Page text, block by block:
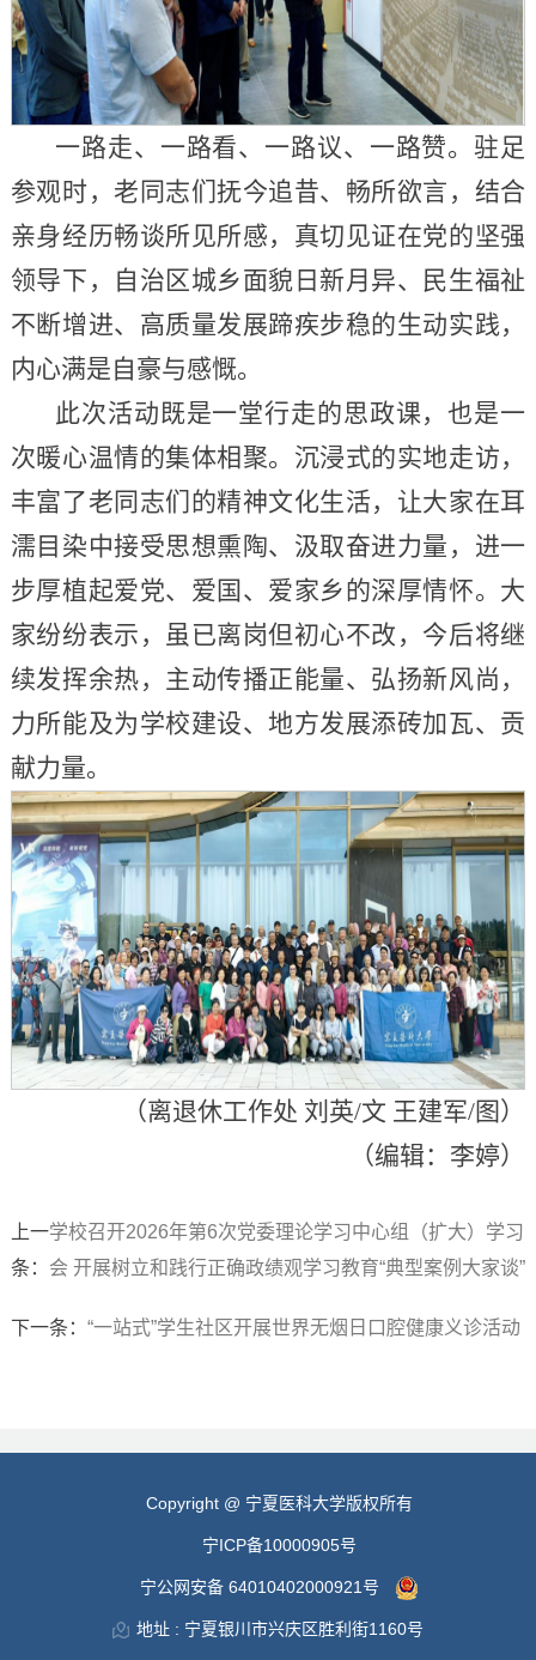
一路走、一路看、一路议、一路赞。驻足
参观时，老同志们抚今追昔、畅所欲言，结合
亲身经历畅谈所见所感，真切见证在党的坚强
领导下，自治区城乡面貌日新月异、民生福祉
不断增进、高质量发展蹄疾步稳的生动实践，
内心满是自豪与感慨。
此次活动既是一堂行走的思政课，也是一
次暖心温情的集体相聚。沉浸式的实地走访，
丰富了老同志们的精神文化生活，让大家在耳
濡目染中接受思想熏陶、汲取奋进力量，进一
步厚植起爱党、爱国、爱家乡的深厚情怀。大
家纷纷表示，虽已离岗但初心不改，今后将继
续发挥余热，主动传播正能量、弘扬新风尚，
力所能及为学校建设、地方发展添砖加瓦、贡
献力量。
（离退休工作处 刘英/文 王建军/图）
（编辑：李婷）
上一
条：
学校召开2026年第6次党委理论学习中心组（扩大）学习
会 开展树立和践行正确政绩观学习教育“典型案例大家谈”
下一条： “一站式”学生社区开展世界无烟日口腔健康义诊活动
Copyright @ 宁夏医科大学版权所有
宁ICP备10000905号
宁公网安备 64010402000921号
地址 : 宁夏银川市兴庆区胜利街1160号